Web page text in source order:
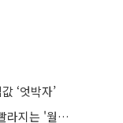
‘엇박자’
전세 35% 줄었는데 세금 압박까지⋯더 빨라지는 '월세화'